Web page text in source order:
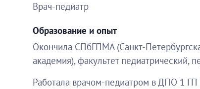
Врач-педиатр
Образование и опыт
Окончила СПбГПМА (Санкт-
академия), факультет педиатрический,
Работала врачом-педиатром в ДПО 1